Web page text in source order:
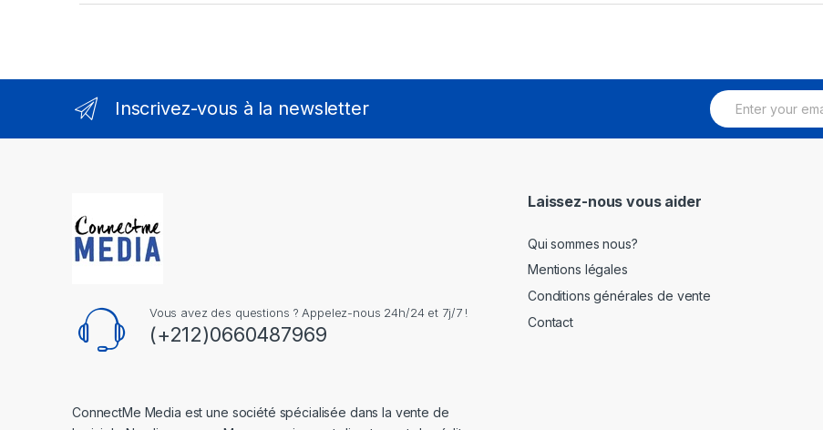
Inscrivez-vous à la newsletter
E
m
Vous avez des questions ? Appelez-nous 24h/24 et 7j/7 !
(+212)0660487969
ConnectMe Media est une société spécialisée dans la vente de
Laissez-nous vous aider
Qui sommes nous?
Mentions légales
Conditions générales de vente
Contact